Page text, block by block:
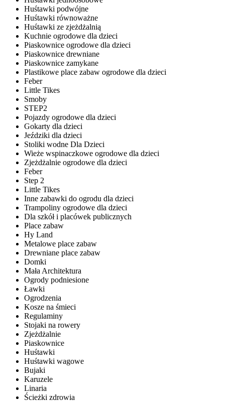
Huśtawki podwójne
Huśtawki równoważne
Huśtawki ze zjeżdżalnią
Kuchnie ogrodowe dla dzieci
Piaskownice ogrodowe dla dzieci
Piaskownice drewniane
Piaskownice zamykane
Plastikowe place zabaw ogrodowe dla dzieci
Feber
Little Tikes
Smoby
STEP2
Pojazdy ogrodowe dla dzieci
Gokarty dla dzieci
Jeździki dla dzieci
Stoliki wodne Dla Dzieci
Wieże wspinaczkowe ogrodowe dla dzieci
Zjeżdżalnie ogrodowe dla dzieci
Feber
Step 2
Little Tikes
Inne zabawki do ogrodu dla dzieci
Trampoliny ogrodowe dla dzieci
Dla szkół i placówek publicznych
Place zabaw
Hy Land
Metalowe place zabaw
Drewniane place zabaw
Domki
Mała Architektura
Ogrody podniesione
Ławki
Ogrodzenia
Kosze na śmieci
Regulaminy
Stojaki na rowery
Zjeżdżalnie
Piaskownice
Huśtawki
Huśtawki wagowe
Bujaki
Karuzele
Linaria
Ścieżki zdrowia